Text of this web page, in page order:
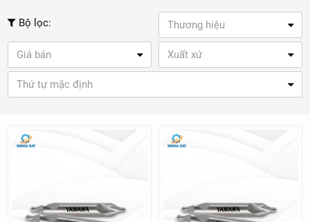
Bộ lọc: Thương hiệu
Giá bán Xuất xứ
Thứ tự mặc định